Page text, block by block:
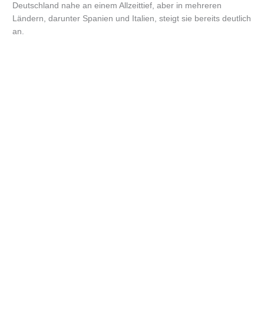
Deutschland nahe an einem Allzeittief, aber in mehreren
Ländern, darunter Spanien und Italien, steigt sie bereits deutlich
an.